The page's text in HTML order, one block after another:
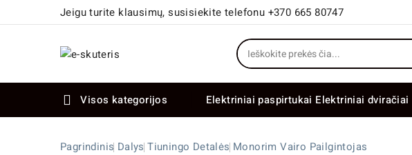
Jeigu turite klausimų, susisiekite telefonu +370 665 80747
 Visos kategorijos Elektriniai paspirtukai Elektriniai dviračiai
Pagrindinis Dalys Tiuningo Detalės Monorim Vairo Pailgintojas